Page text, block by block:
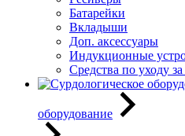
Батарейки
Вкладыши
Доп. аксессуары
Индукционные
Средства по уходу
оборудование